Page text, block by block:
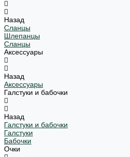
Назад
Сланцы
Шлепанцы
Сланцы
Аксессуары
Назад
Аксессуары
Галстуки и бабочки
Назад
Галстуки и бабочки
Галстуки
Бабочки
Очки